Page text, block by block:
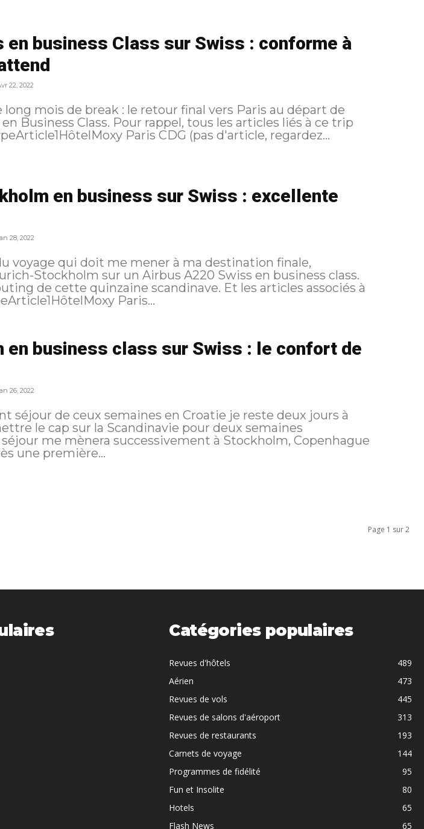
en business Class sur Swiss : conforme à
22, 2022
long mois de break : le retour final vers Paris au départ de
rappel, tous les articles liés à ce trip
: #TypeArticle1HôtelMoxy Paris CDG (pas d'article, regardez...
en business sur Swiss : excellente
28, 2022
voyage qui doit me mener à ma destination finale,
Stockholm sur un Airbus A220 Swiss en business class.
cette quinzaine scandinave. Et les articles associés à
: #TypeArticle1HôtelMoxy Paris...
en business class sur Swiss : le confort de
26, 2022
séjour de ceux semaines en Croatie je reste deux jours à
le cap sur la Scandinavie pour deux semaines
me mènera successivement à Stockholm, Copenhague
Après une première...
Page 1 sur 2
Catégories populaires
Revues d'hôtels
489
Aérien
473
Revues de vols
445
Revues de salons d'aéroport
313
Revues de restaurants
193
Carnets de voyage
144
Programmes de fidélité
95
Fun et Insolite
80
Hotels
65
Flash News
65